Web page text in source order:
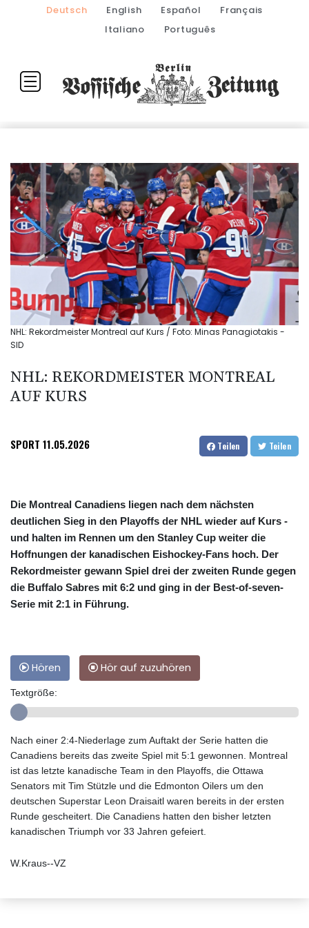
Deutsch English Español
Français
Italiano
Português
NHL: Rekordmeister Montreal auf Kurs / Foto: Minas Panagiotakis -
SID
NHL: REKORDMEISTER MONTREAL
AUF KURS
SPORT 11.05.2026 Teilen Teilen
Die Montreal Canadiens liegen nach dem nächsten
deutlichen Sieg in den Playoffs der NHL wieder auf Kurs -
und halten im Rennen um den Stanley Cup weiter die
Hoffnungen der kanadischen Eishockey-Fans hoch. Der
Rekordmeister gewann Spiel drei der zweiten Runde gegen
die Buffalo Sabres mit 6:2 und ging in der Best-of-seven-
Serie mit 2:1 in Führung.
Hören Hör auf zuzuhören
Textgröße:
Nach einer 2:4-Niederlage zum Auftakt der Serie hatten die
Canadiens bereits das zweite Spiel mit 5:1 gewonnen. Montreal
ist das letzte kanadische Team in den Playoffs, die Ottawa
Senators mit Tim Stützle und die Edmonton Oilers um den
deutschen Superstar Leon Draisaitl waren bereits in der ersten
Runde gescheitert. Die Canadiens hatten den bisher letzten
kanadischen Triumph vor 33 Jahren gefeiert.
W.Kraus--VZ